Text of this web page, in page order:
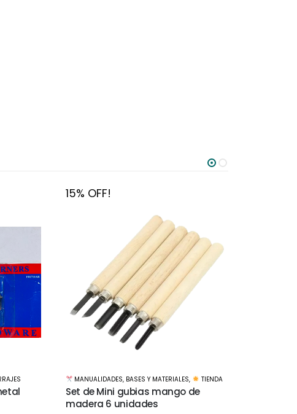
,
de
15% OFF!
MANUALIDADES, BASES Y MATERIALES, TIENDA
Set de Palitos de helado color
natural x 50 unidades